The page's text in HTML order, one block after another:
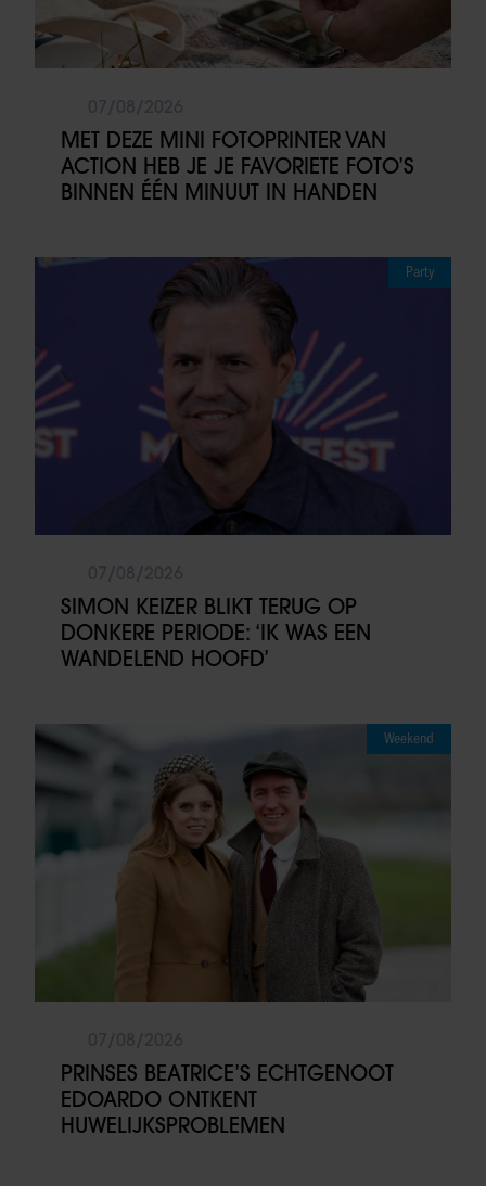
MET DEZE MINI FOTOPRINTER VAN
ACTION HEB JE JE FAVORIETE FOTO’S
BINNEN ÉÉN MINUUT IN HANDEN
Party
SIMON KEIZER BLIKT TERUG OP
DONKERE PERIODE: ‘IK WAS EEN
WANDELEND HOOFD’
Weekend
PRINSES BEATRICE’S ECHTGENOOT
EDOARDO ONTKENT
HUWELIJKSPROBLEMEN